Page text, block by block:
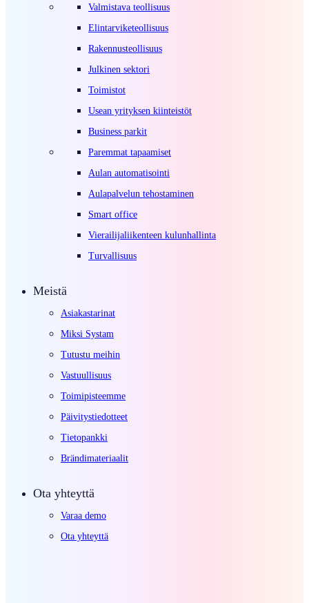
Valmistava teollisuus
Elintarviketeollisuus
Rakennusteollisuus
Julkinen sektori
Toimistot
Usean yrityksen kiinteistöt
Business parkit
Paremmat tapaamiset
Aulan automatisointi
Aulapalvelun tehostaminen
Smart office
Vierailijaliikenteen kulunhallinta
Turvallisuus
Meistä
Asiakastarinat
Miksi Systam
Tutustu meihin
Vastuullisuus
Toimipisteemme
Päivitystiedotteet
Tietopankki
Brändimateriaalit
Ota yhteyttä
Varaa demo
Ota yhteyttä